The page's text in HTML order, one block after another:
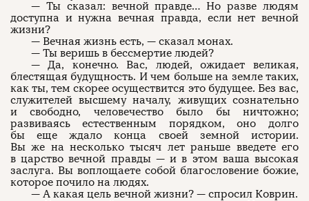
— Ты сказал: вечной правде… Но разве людям
доступна и нужна вечная правда, если нет вечной
жизни?
— Вечная жизнь есть, — сказал монах.
— Ты веришь в бессмертие людей?
— Да, конечно. Вас, людей, ожидает великая,
блестящая будущность. И чем больше на земле таких,
как ты, тем скорее осуществится это будущее. Без вас,
служителей высшему началу, живущих сознательно
и свободно, человечество было бы ничтожно;
развиваясь естественным порядком, оно долго
бы еще ждало конца своей земной истории.
Вы же на несколько тысяч лет раньше введете его
в царство вечной правды — и в этом ваша высокая
заслуга. Вы воплощаете собой благословение божие,
которое почило на людях.
— А какая цель вечной жизни? — спросил Коврин.